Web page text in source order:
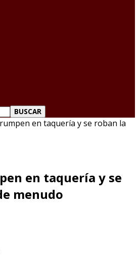
en taquería y se roban la
en taquería y se
menudo